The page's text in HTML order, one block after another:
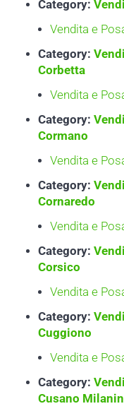
Category:
Vendita e
Category:
Corbetta
Vendita e
Category:
Cormano
Vendita e
Category:
Cornaredo
Vendita e
Category:
Corsico
Vendita e
Category:
Cuggiono
Vendita e
Category:
Cusano